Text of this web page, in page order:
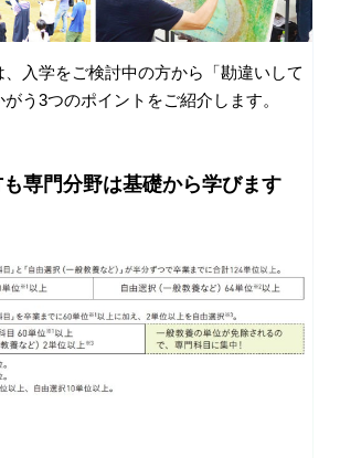
入学をご検討中の方から「勘違いして
う3つのポイントをご紹介します。
専門分野は基礎から学びます